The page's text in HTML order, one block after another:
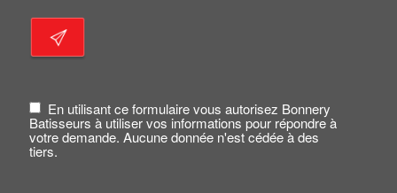
En utilisant ce formulaire vous autorisez Bonnery
Batisseurs à utiliser vos informations pour répondre à
votre demande. Aucune donnée n'est cédée à des
tiers.